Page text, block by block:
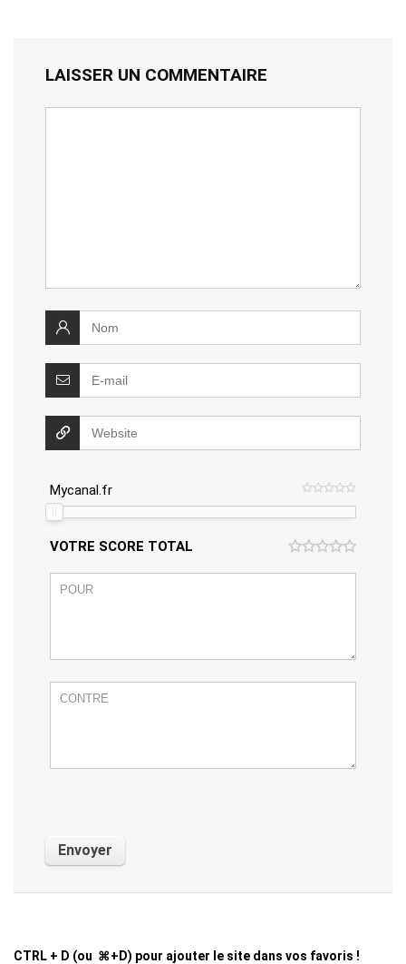
LAISSER UN COMMENTAIRE
Mycanal.fr
VOTRE SCORE TOTAL
CTRL + D (ou ⌘+D) pour ajouter le site dans vos favoris !